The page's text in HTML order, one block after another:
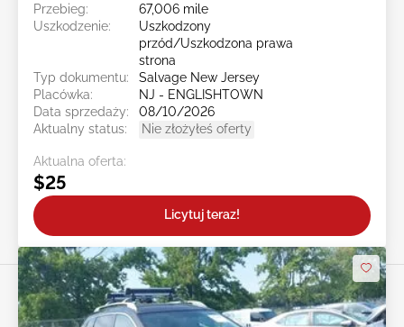
Przebieg:
67,006 mile
Uszkodzenie:
Uszkodzony
przód/Uszkodzona prawa
strona
Typ dokumentu:
Salvage New Jersey
Placówka:
NJ - ENGLISHTOWN
Data sprzedaży:
08/10/2026
Aktualny status:
Nie złożyłeś oferty
Aktualna oferta:
$25
Licytuj teraz!